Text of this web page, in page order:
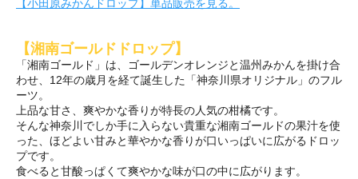
【小田原みかんドロップ】単品販売を見る。
【湘南ゴールドドロップ】
「湘南ゴールド」は、ゴールデンオレンジと温州みかんを掛け合
わせ、12年の歳月を経て誕生した「神奈川県オリジナル」のフル
ーツ。
上品な甘さ、爽やかな香りが特長の人気の柑橘です。
そんな神奈川でしか手に入らない貴重な湘南ゴールドの果汁を使
った、ほどよい甘みと華やかな香りが口いっぱいに広がるドロッ
プです。
食べると甘酸っぱくて爽やかな味が口の中に広がります。